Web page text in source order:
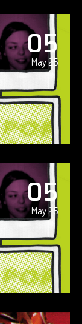
05
May 25
05
May 25